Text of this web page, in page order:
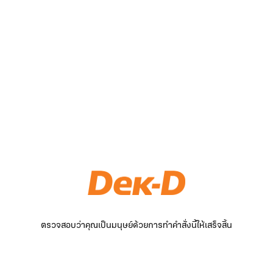
ตรวจสอบว่าคุณเป็นมนุษย์ด้วยการทำคำสั่งนี้ให้เสร็จสิ้น